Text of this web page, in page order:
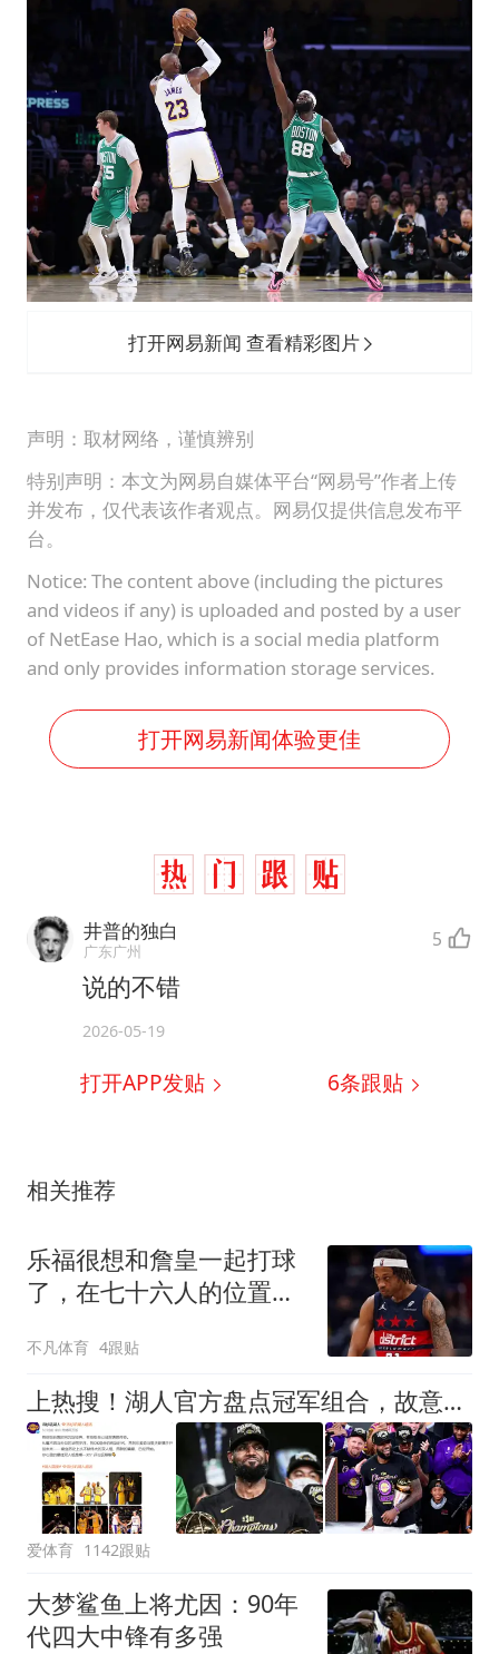
打开网易新闻 查看精彩图片
声明：取材网络，谨慎辨别
特别声明：本文为网易自媒体平台“网易号”作者上传
并发布，仅代表该作者观点。网易仅提供信息发布平
台。
Notice: The content above (including the pictures
and videos if any) is uploaded and posted by a user
of NetEase Hao, which is a social media platform
and only provides information storage services.
打开网易新闻体验更佳
井普的独白
广东广州 5
说的不错
2026-05-19
打开APP发贴 6条跟贴
相关推荐
乐福很想和詹皇一起打球
了，在七十六人的位置上
还有没有机会再创造奇迹
呢？
不凡体育 4跟贴
上热搜！湖人官方盘点冠军组合，故意漏掉詹姆斯引发球迷不满！
爱体育 1142跟贴
大梦鲨鱼上将尤因：90年
代四大中锋有多强